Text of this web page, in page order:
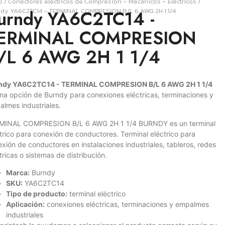
YA6C2TC14 – TERMINAL COMPRESION B/L 6 AWG 2H 1 1/4
YA6C2TC14 -
COMPRESION
6 AWG 2H 1 1/4
YA6C2TC14 - TERMINAL COMPRESION B/L 6 AWG 2H 1 1/4
opción de Burndy para conexiones eléctricas, terminaciones y
industriales.
COMPRESION B/L 6 AWG 2H 1 1/4 BURNDY es un terminal
para conexión de conductores. Terminal eléctrico para
de conductores en instalaciones industriales, tableros, redes
o sistemas de distribución.
Marca: Burndy
SKU: YA6C2TC14
Tipo de producto: terminal eléctrico
Aplicación: conexiones eléctricas, terminaciones y empalmes
industriales